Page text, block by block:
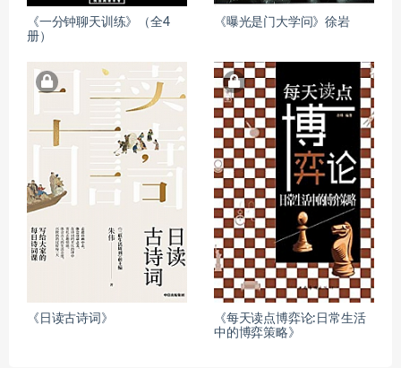
《一分钟聊天训练》（全4
册）
《曝光是门大学问》徐岩
《日读古诗词》
《每天读点博弈论:日常生活
中的博弈策略》